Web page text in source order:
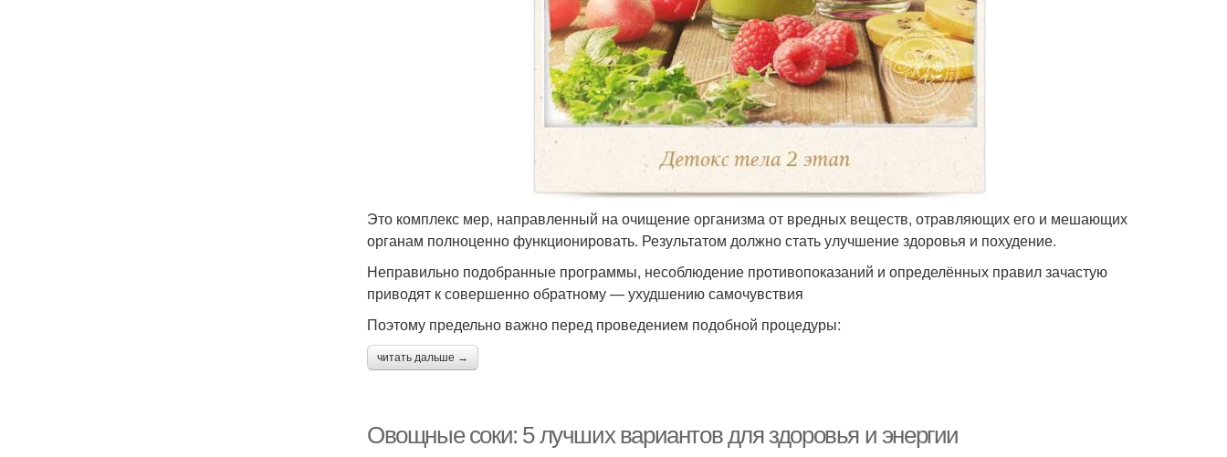
Это комплекс мер, направленный на очищение организма от вредных веществ, отравляющих его и мешающих
органам полноценно функционировать. Результатом должно стать улучшение здоровья и похудение.
Неправильно подобранные программы, несоблюдение противопоказаний и определённых правил зачастую
приводят к совершенно обратному — ухудшению самочувствия
Поэтому предельно важно перед проведением подобной процедуры:
читать дальше →
Овощные соки: 5 лучших вариантов для здоровья и энергии